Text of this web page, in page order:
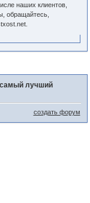
наших клиентов,
обращайтесь,
лучший
создать форум